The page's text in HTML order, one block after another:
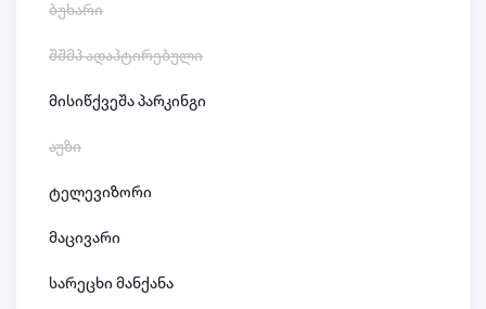
ბუხარი
შშმპ ადაპტირებული
მისიწქვეშა პარკინგი
აუზი
ტელევიზორი
მაცივარი
სარეცხი მანქანა